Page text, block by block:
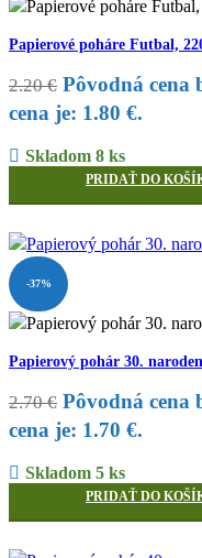
Papierové poháre Futbal,
2.20€ Pôvodná cena
cena je: 1.80 €.
Skladom 8 ks
PRIDAŤ DO
-37%
Papierový pohár 30.
2.70€ Pôvodná cena
cena je: 1.70 €.
Skladom 5 ks
PRIDAŤ DO